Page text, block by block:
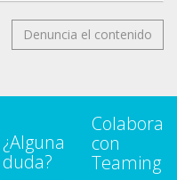
Denuncia el contenido
¿Alguna
duda?
Colabora
con
Teaming